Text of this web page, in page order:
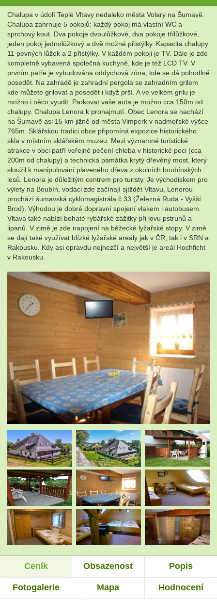
Chalupa v údolí Teplé Vltavy nedaleko města Volary na Šumavě.
Chalupa zahrnuje 5 pokojů: každý pokoj má vlastní WC a
sprchový kout. Dva pokoje dvoulůžkové, dva pokoje třílůžkové,
jeden pokoj jednolůžkový a dvě možné přistýlky. Kapacita chalupy
11 pevných lůžek a 2 přistýlky. V každém pokoji je TV. Dále je zde
kompletně vybavená společná kuchyně, kde je též LCD TV. V
prvním patře je vybudována oddychová zóna, kde se dá pohodlně
posedět. Na zahradě je zahradní pergola se zahradním grilem
kde můžete grilovat a posedět i když prší. A ve velkém grilu je
možno i něco vyudit. Parkovat vaše auta je možno cca 150m od
chalupy. Chalupa Lenora k pronajmutí. Obec Lenora se nachází
na Šumavě asi 15 km jižně od města Vimperk v nadmořské výšce
765m. Sklářskou tradici obce připomíná expozice historického
skla v místním sklářském muzeu. Mezi významné turistické
atrakce v obci patří veřejné pečení chleba v historické peci (cca
200m od chalupy) a technická památka krytý dřevěný most, který
sloužil k manipulování plaveného dřeva z okolních boubínských
lesů. Lenora je důležitým centrem pro turisty. Je východiskem pro
výlety na Boubín, vodáci zde začínají sjíždět Vltavu, Lenorou
prochází šumavská cyklomagistrála č.33 (Železná Ruda - Vyšší
Brod). Výhodou je dobré dopravní spojení vlakem i autobusem.
Vltava také nabízí bohaté rybářské zážitky při lovu pstruhů a
lipanů. V zimě je zde napojení na běžecké lyžařské stopy. V zimě
se dají také využívat blízké lyžařské areály jak v ČR, tak i v SRN a
Rakousku. Kdy asi opravdu nejhezčí a největší je areál Hochficht
v Rakousku.
Ceník Obsazenost Popis
Fotogalerie Mapa Hodnocení